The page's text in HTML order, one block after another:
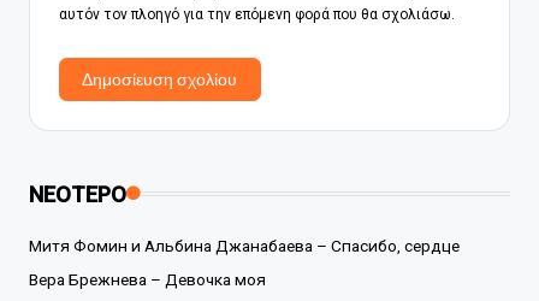
αυτόν τον πλοηγό για την επόμενη φορά που θα σχολιάσω.
ΝΕΟΤΕΡΟ
Митя Фомин и Альбина Джанабаева – Спасибо, сердце
Вера Брежнева – Девочка моя